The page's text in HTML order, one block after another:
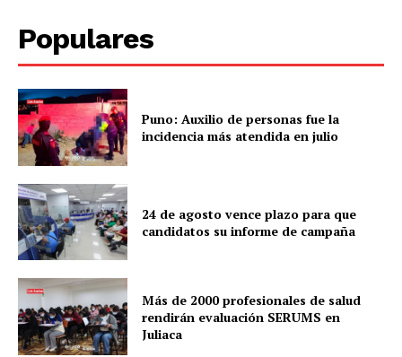
Populares
Puno: Auxilio de personas fue la
incidencia más atendida en julio
24 de agosto vence plazo para que
candidatos su informe de campaña
Más de 2000 profesionales de salud
rendirán evaluación SERUMS en
Juliaca